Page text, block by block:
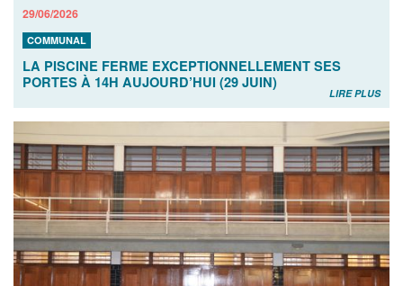
29/06/2026
COMMUNAL
LA PISCINE FERME EXCEPTIONNELLEMENT SES
PORTES À 14H AUJOURD’HUI (29 JUIN)
LIRE PLUS